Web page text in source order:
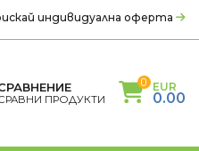
индивидуална оферта
ПРОДУКТИ
0 EUR
0.00